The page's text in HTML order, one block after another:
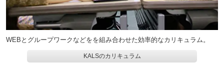
WEBとグループワークなどをを組み合わせた効率的なカリキュラム。
KALSのカリキュラム